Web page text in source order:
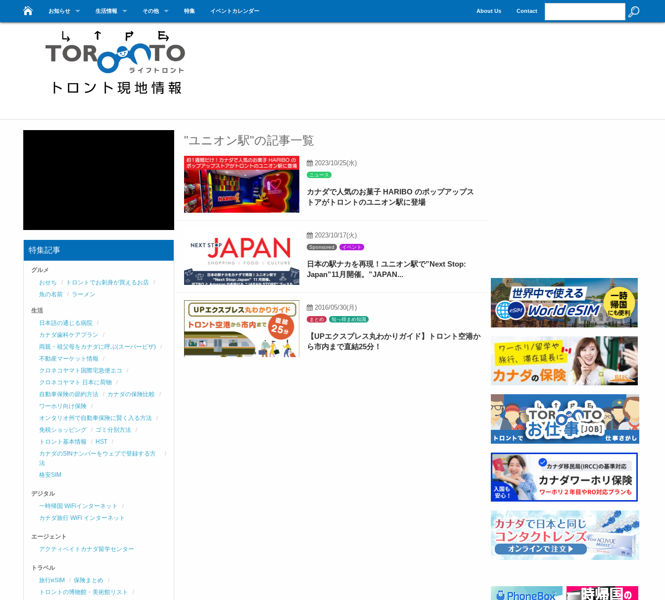
お知らせ 生活情報 その他 特集 イベントカレンダー About Us Contact
"ユニオン駅"の記事一覧
2023/10/25(水)
ニュース
カナダで人気のお菓子 HARIBO のポップアップス
トアがトロントのユニオン駅に登場
2023/10/17(火)
Sponsored イベント
日本の駅ナカを再現！ユニオン駅で”Next Stop:
Japan”11月開催。”JAPAN...
2016/05/30(月)
まとめ 知っ得まめ知識
【UPエクスプレス丸わかりガイド】トロント空港か
ら市内まで直結25分！
特集記事
グルメ
おせち
トロントでお刺身が買えるお店
魚の名前
ラーメン
生活
日本語の通じる病院
カナダ歯科ケアプラン
両親・祖父母をカナダに呼ぶ(スーパービザ)
不動産マーケット情報
クロネコヤマト国際宅急便エコ
クロネコヤマト 日本に荷物
自動車保険の節約方法
カナダの保険比較
ワーホリ向け保険
オンタリオ州で自動車保険に賢く入る方法
免税ショッピング
ゴミ分別方法
トロント基本情報
HST
カナダのSINナンバーをウェブで登録する方
法
格安SIM
デジタル
一時帰国 WiFiインターネット
カナダ旅行 WiFi インターネット
エージェント
アクティベイトカナダ留学センター
トラベル
旅行eSIM
保険まとめ
トロントの博物館・美術館リスト